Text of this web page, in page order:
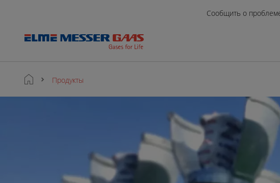
Сообщить о
Продукты